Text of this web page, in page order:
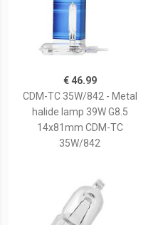
€ 46.99
CDM-TC 35W/842 - Metal
halide lamp 39W G8.5
14x81mm CDM-TC
35W/842